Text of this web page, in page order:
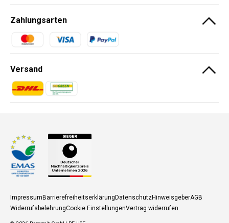
Zahlungsarten
Zahlungsmethoden
Versand
Zahlungsmethoden
Zahlungsmethoden
ImpressumBarrierefreiheitserklärungDatenschutzHinweisgeberAGB
WiderrufsbelehrungCookie EinstellungenVertrag widerrufen